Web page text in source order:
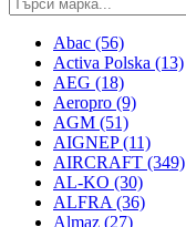
Abac (56)
Activa Polska (13)
AEG (18)
Aeropro (9)
AGM (51)
AIGNEP(11)
AIRCRAFT (349)
AL-KO (30)
ALFRA (36)
Almaz (27)